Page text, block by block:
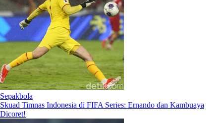
Sepakbola
Skuad Timnas Indonesia di FIFA Series: Ernando dan Kambuaya
Dicoret!